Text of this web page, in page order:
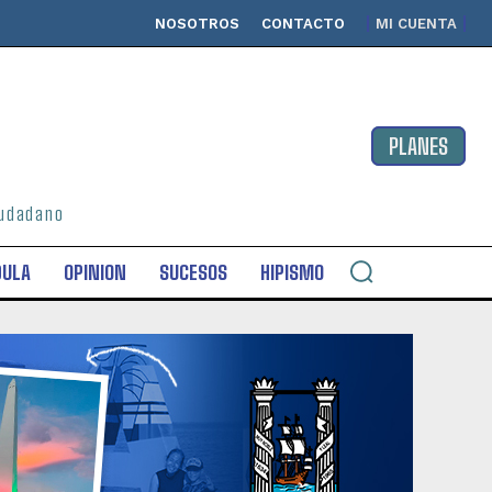
NOSOTROS CONTACTO MI CUENTA
PLANES
OPINION SUCESOS HIPISMO